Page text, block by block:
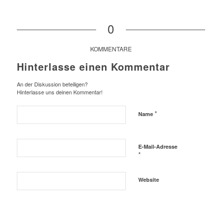
0
KOMMENTARE
Hinterlasse einen Kommentar
An der Diskussion beteiligen?
Hinterlasse uns deinen Kommentar!
Name *
E-Mail-Adresse
*
Website